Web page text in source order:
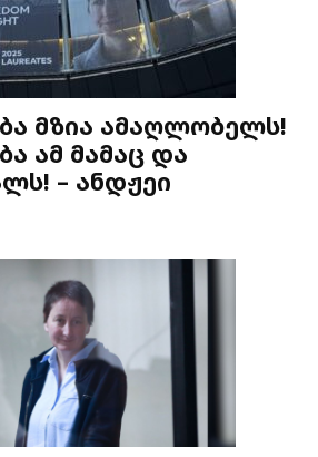
მზია ამაღლობელს!
ამ მამაც და
– ანდჟეი